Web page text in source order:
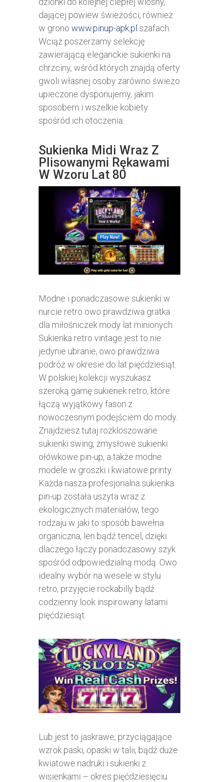
dającej powiew świeżości, również
w grono www.pinup-apk.pl szafach.
Wciąż poszerzamy selekcję
zawierającą eleganckie sukienki na
chrzciny, wśród których znajdą oferty
gwoli własnej osoby zarówno świeżo
upieczone dysponujemy, jakim
sposobem i wszelkie kobiety
spośród ich otoczenia.
Sukienka Midi Wraz Z
Plisowanymi Rękawami
W Wzoru Lat 80
Modne i ponadczasowe sukienki w
nurcie retro owo prawdziwa gratka
dla miłośniczek mody lat minionych.
Sukienka retro vintage jest to nie
jedynie ubranie, owo prawdziwa
podróż w okresie do lat pięćdziesiąt.
W polskiej kolekcji wyszukasz
szeroką gamę sukienek retro, które
łączą wyjątkowy fason z
nowoczesnym podejściem do mody.
Znajdziesz tutaj rozkloszowane
sukienki swing, zmysłowe sukienki
ołówkowe pin-up, a także modne
modele w groszki i kwiatowe printy.
Każda nasza profesjonalna sukienka
pin-up została uszyta wraz z
ekologicznych materiałów, tego
rodzaju w jaki to sposób bawełna
organiczna, len bądź tencel, dzięki
dlaczego łączy ponadczasowy szyk
spośród odpowiedzialną modą. Owo
idealny wybór na wesele w stylu
retro, przyjęcie rockabilly bądź
codzienny look inspirowany latami
pięćdziesiąt.
Lub jest to jaskrawe, przyciągające
wzrok paski, opaski w talii, bądź duże
kwiatowe nadruki i sukienki z
wisienkami – okres pięćdziesięciu.